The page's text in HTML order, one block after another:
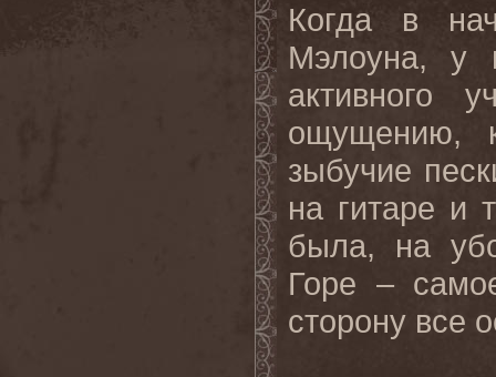
Когда в
Мэлоуна, у
активного
ощущению,
зыбучие
на гитаре и
была, на
Горе –
сторону все